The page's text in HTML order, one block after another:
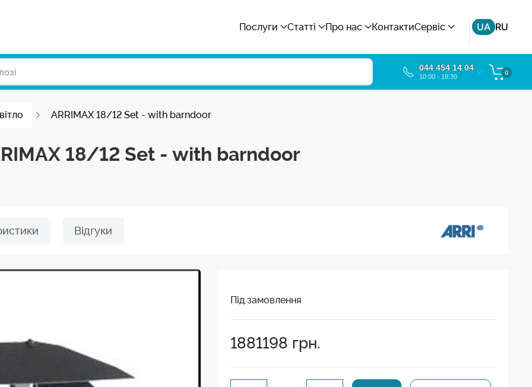
Послуги Статті Про нас КонтактиСервіс UA RU
044 454 14 04
10:00 - 18:30
0
ARRIMAX 18/12 Set - with barndoor
18/12 Set - with barndoor
Відгуки
Під замовлення
1881198 грн.